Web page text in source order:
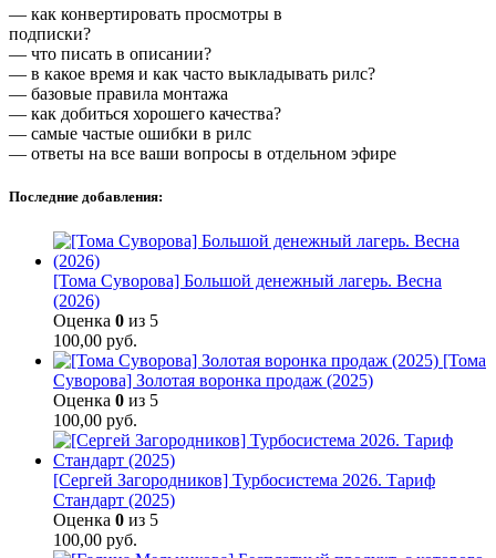
— как конвертировать просмотры в
подписки?
— что писать в описании?
— в какое время и как часто выкладывать рилс?
— базовые правила монтажа
— как добиться хорошего качества?
— самые частые ошибки в рилс
— ответы на все ваши вопросы в отдельном эфире
Последние добавления:
[Тома Суворова] Большой денежный лагерь. Весна
(2026)
Оценка 0 из 5
100,00 руб.
[Тома
Суворова] Золотая воронка продаж (2025)
Оценка 0 из 5
100,00 руб.
[Сергей Загородников] Турбосистема 2026. Тариф
Стандарт (2025)
Оценка 0 из 5
100,00 руб.